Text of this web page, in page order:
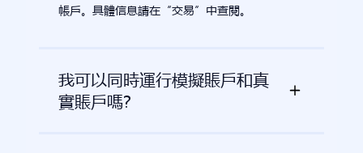
帳戶。具體信息請在“交易”中查閱。
我可以同時運行模擬賬戶和真
實賬戶嗎?